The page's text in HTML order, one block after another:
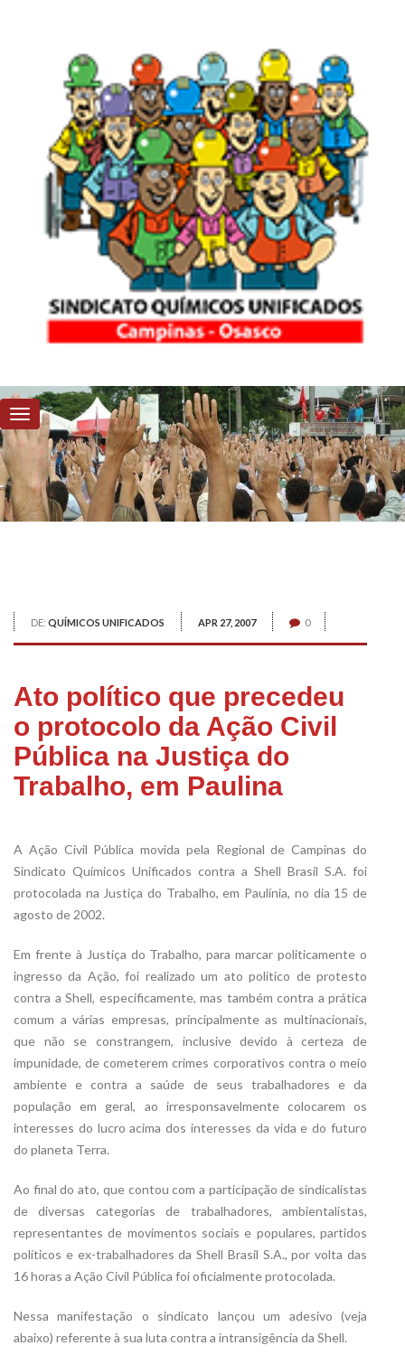
DE: QUÍMICOS UNIFICADOS APR 27, 2007 0
Ato político que precedeu
o protocolo da Ação Civil
Pública na Justiça do
Trabalho, em Paulina
A Ação Civil Pública movida pela Regional de Campinas do
Sindicato Químicos Unificados contra a Shell Brasil S.A. foi
protocolada na Justiça do Trabalho, em Paulínia, no dia 15 de
agosto de 2002.
Em frente à Justiça do Trabalho, para marcar politicamente o
ingresso da Ação, foi realizado um ato político de protesto
contra a Shell, especificamente, mas também contra a prática
comum a várias empresas, principalmente as multinacionais,
que não se constrangem, inclusive devido à certeza de
impunidade, de cometerem crimes corporativos contra o meio
ambiente e contra a saúde de seus trabalhadores e da
população em geral, ao irresponsavelmente colocarem os
interesses do lucro acima dos interesses da vida e do futuro
do planeta Terra.
Ao final do ato, que contou com a participação de sindicalistas
de diversas categorias de trabalhadores, ambientalistas,
representantes de movimentos sociais e populares, partidos
políticos e ex-trabalhadores da Shell Brasil S.A., por volta das
16 horas a Ação Civil Pública foi oficialmente protocolada.
Nessa manifestação o sindicato lançou um adesivo (veja
abaixo) referente à sua luta contra a intransigência da Shell.